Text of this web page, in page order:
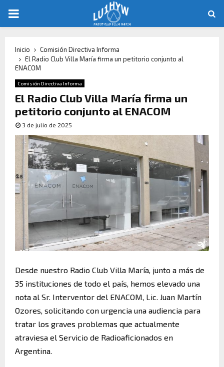
Inicio
Comisión Directiva Informa
El Radio Club Villa María firma un petitorio conjunto al
ENACOM
Comisión Directiva Informa
El Radio Club Villa María firma un
petitorio conjunto al ENACOM
3 de julio de 2025
Desde nuestro Radio Club Villa María, junto a más de
35 instituciones de todo el país, hemos elevado una
nota al Sr. Interventor del ENACOM, Lic. Juan Martín
Ozores, solicitando con urgencia una audiencia para
tratar los graves problemas que actualmente
atraviesa el Servicio de Radioaficionados en
Argentina.